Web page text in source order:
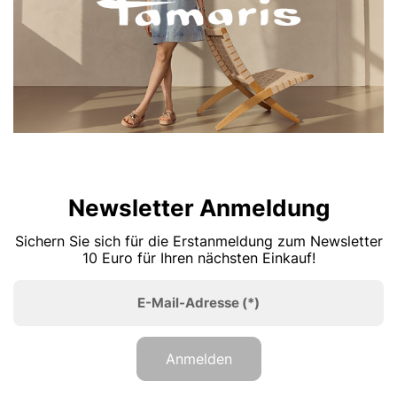
Newsletter Anmeldung
Sichern Sie sich für die Erstanmeldung zum Newsletter
10 Euro für Ihren nächsten Einkauf!
E-Mail-Adresse (*)
Anmelden